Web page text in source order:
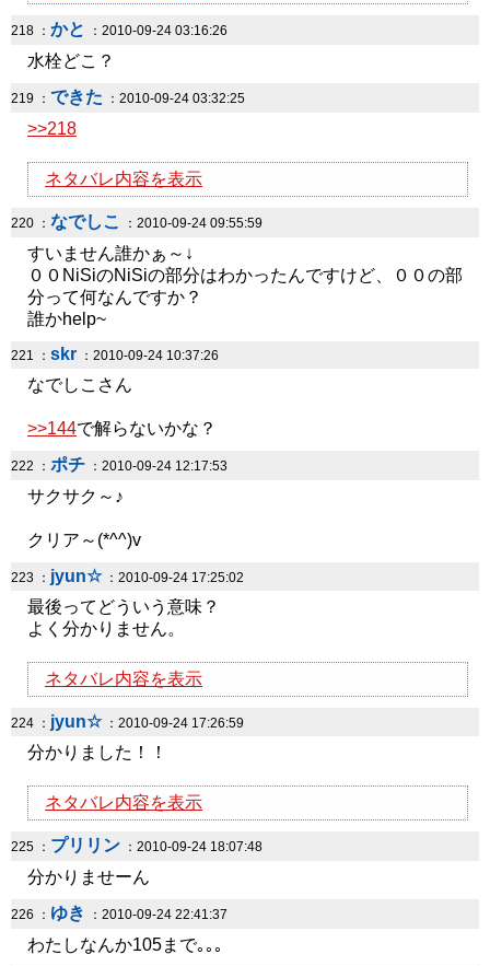
218 ： かと ：2010-09-24 03:16:26
水栓どこ？
219 ： できた ：2010-09-24 03:32:25
>>218
ネタバレ内容を表示
220 ： なでしこ ：2010-09-24 09:55:59
すいません誰かぁ～↓
００NiSiのNiSiの部分はわかったんですけど、００の部
分って何なんですか？
誰かhelp~
221 ： skr ：2010-09-24 10:37:26
なでしこさん
>>144で解らないかな？
222 ： ポチ ：2010-09-24 12:17:53
サクサク～♪
クリア～(*^^)v
223 ： jyun☆：2010-09-24 17:25:02
最後ってどういう意味？
よく分かりません。
ネタバレ内容を表示
224 ： jyun☆：2010-09-24 17:26:59
分かりました！！
ネタバレ内容を表示
225 ： プリリン ：2010-09-24 18:07:48
分かりませーん
226 ： ゆき ：2010-09-24 22:41:37
わたしなんか105まで｡｡｡